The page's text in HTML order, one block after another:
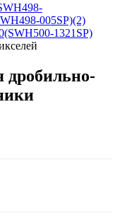
005SP)(2)
1321SP)
дробильно-